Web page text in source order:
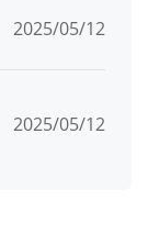
2025/05/12
2025/05/12